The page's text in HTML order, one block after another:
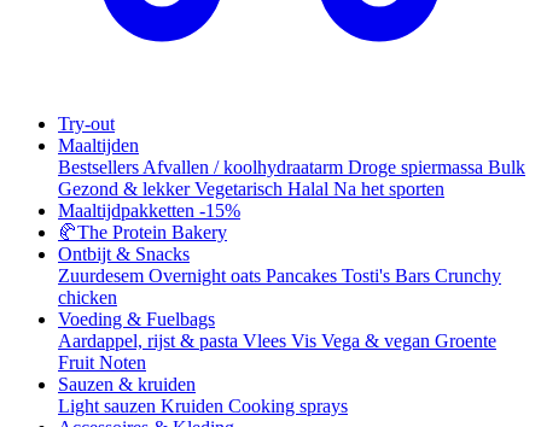
Try-out
Maaltijden
Bestsellers Afvallen / koolhydraatarm Droge spiermassa Bulk
Gezond & lekkerVegetarisch Halal Na het sporten
Maaltijdpakketten -15%
🥐The Protein Bakery
Ontbijt & Snacks
Zuurdesem Overnight oats Pancakes Tosti's Bars Crunchy
chicken
Voeding & Fuelbags
Aardappel, rijst & pasta Vlees Vis Vega & vegan Groente
Fruit Noten
Sauzen & kruiden
Light sauzen Kruiden Cooking sprays